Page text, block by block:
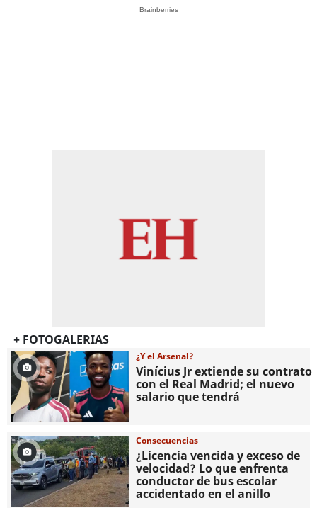
Brainberries
+ FOTOGALERIAS
¿Y el Arsenal?
Vinícius Jr extiende su contrato
con el Real Madrid; el nuevo
salario que tendrá
Consecuencias
¿Licencia vencida y exceso de
velocidad? Lo que enfrenta
conductor de bus escolar
accidentado en el anillo